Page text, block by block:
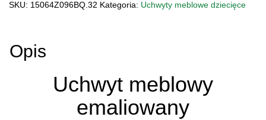
SKU: 15064Z096BQ.32 Kategoria: Uchwyty meblowe dziecięce
Opis
Uchwyt meblowy
emaliowany